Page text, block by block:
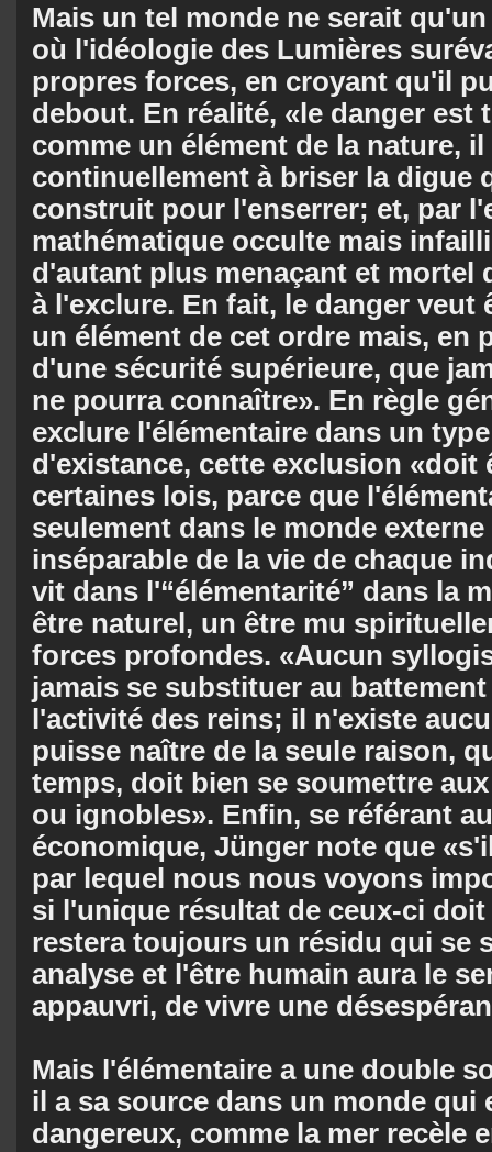
Mais un tel monde ne serait
où l'idéologie des Lumières
propres forces, en croyant qu'il
debout. En réalité, «le danger est
comme un élément de la nature,
continuellement à briser la digue
construit pour l'enserrer; et, par
mathématique occulte mais
d'autant plus menaçant et mortel
à l'exclure. En fait, le danger veut
un élément de cet ordre mais, en
d'une sécurité supérieure, que
ne pourra connaître». En règle
exclure l'élémentaire dans un
d'existance, cette exclusion «doit
certaines lois, parce que
seulement dans le monde
inséparable de la vie de chaque
vit dans l'“élémentarité” dans la
être naturel, un être mu
forces profondes. «Aucun
jamais se substituer au
l'activité des reins; il n'existe
puisse naître de la seule raison,
temps, doit bien se soumettre
ou ignobles». Enfin, se référant
économique, Jünger note que
par lequel nous nous voyons
si l'unique résultat de ceux-ci
restera toujours un résidu qui se
analyse et l'être humain aura le
appauvri, de vivre une
Mais l'élémentaire a une double
il a sa source dans un monde qui
dangereux, comme la mer recèle